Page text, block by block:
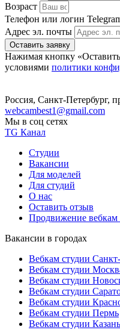
Возраст
Телефон или логин
Адрес эл. почты
Оставить заявку
Нажимая кнопку
условиями политики
Россия, Санкт-Петербург,
webcambest1@gmail.com
Мы в соц сетях
TG Канал
Студии
Вакансии
Для моделей
Для студий
О нас
Оставить отзыв
Продвижение вебкам
Вакансии в городах
Вебкам студии
Вебкам студии
Вебкам студии
Вебкам студии
Вебкам студии
Вебкам студии Пермь
Вебкам студии Казань